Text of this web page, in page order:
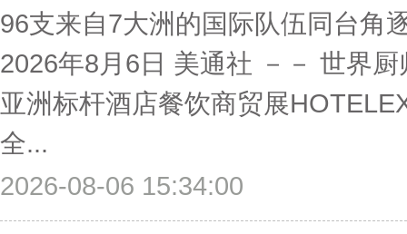
96支来自7大洲的国际队伍同台角
2026年8月6日 美通社 －－ 世界
亚洲标杆酒店餐饮商贸展
全...
2026-08-06 15:34:00